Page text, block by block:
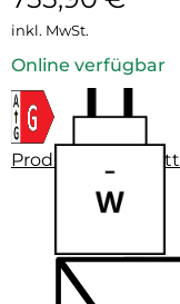
inkl. MwSt.
Online verfügbar
Produktdatenblatt